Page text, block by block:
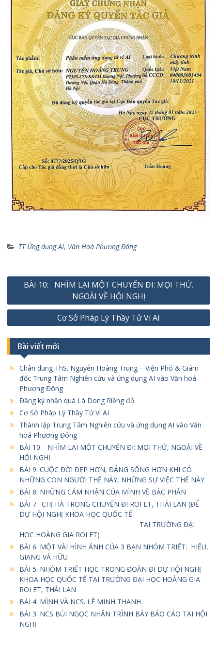
TT Ứng dụng AI, Văn Hoá Phương Đông
Điều
bài
viết
BÀI 10: NHÌM LẠI MỘT CHUYẾN ĐI: MỌI THỨ,
NGOÀI VỀ HỘI NGHỊ
Cơ Sở Pháp Lý Thầy Tử Vi AI
Bài viết mới
Chân dung ThS. Nguyễn Hoàng Trung – Viện Phó & Giám
đốc Trung Tâm Nghiên cứu và ứng dụng AI vào Văn hoá
Phương Đông
Đăng ký nhận quà Lá Dong Riềng đỏ
Cơ Sở Pháp Lý Thầy Tử Vi AI
Thành lập Trung Tâm Nghiên cứu và ứng dụng AI vào Văn
hoá Phương Đông
BÀI 10: NHÌM LẠI MỘT CHUYẾN ĐI: MỌI THỨ, NGOÀI VỀ
HỘI NGHỊ
BÀI 9: CUỘC ĐỜI ĐẸP HƠN, ĐÁNG SỐNG HƠN KHI CÓ
NHỮNG CON NGƯỜI THẾ NÀY, NHỮNG SỰ VIỆC THẾ NÀY
BÀI 8: NHỮNG CẢM NHẬN CỦA MÌNH VỀ BÁC PHÁN
BÀI 7 : CHỊ HÀ TRONG CHUYẾN ĐI ROI ET, THÁI LAN (ĐỂ
DỰ HỘI NGHỊ KHOA HỌC QUỐC TẾ
TẠI TRƯỜNG ĐẠI
HỌC HOÀNG GIA ROI ET)
BÀI 6: MỘT VÀI HÌNH ẢNH CỦA 3 BẠN NHÓM TRIẾT: HIẾU,
GIANG VÀ HỮU
BÀI 5: NHÓM TRIẾT HỌC TRONG ĐOÀN ĐI DỰ HỘI NGHỊ
KHOA HỌC QUỐC TẾ TẠI TRƯỜNG ĐẠI HỌC HOÀNG GIA
ROI ET, THÁI LAN
BÀI 4: MÌNH VÀ NCS. LÊ MINH THANH
BÀI 3: NCS BÙI NGỌC NHÂN TRÌNH BÀY BÁO CÁO TẠI HỘI
NGHỊ